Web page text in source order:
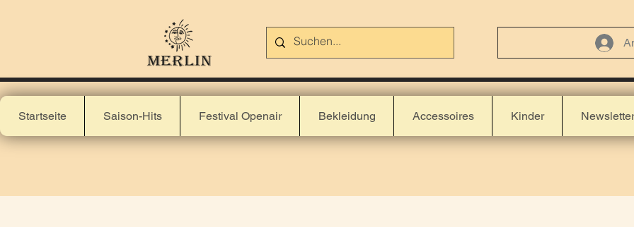
Startseite Saison-Hits Festival Openair Bekleidung Accessoires Kinder Newsletter